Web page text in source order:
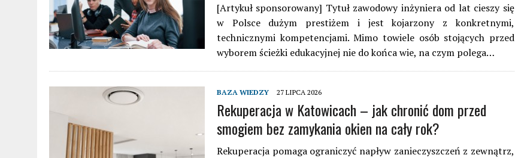
[Artykuł sponsorowany] Tytuł zawodowy inżyniera od lat cieszy się
w Polsce dużym prestiżem i jest kojarzony z konkretnymi,
technicznymi kompetencjami. Mimo towiele osób stojących przed
wyborem ścieżki edukacyjnej nie do końca wie, na czym polega…
BAZA WIEDZY 27 LIPCA 2026
Rekuperacja w Katowicach – jak chronić dom przed
smogiem bez zamykania okien na cały rok?
Rekuperacja pomaga ograniczyć napływ zanieczyszczeń z zewnątrz,